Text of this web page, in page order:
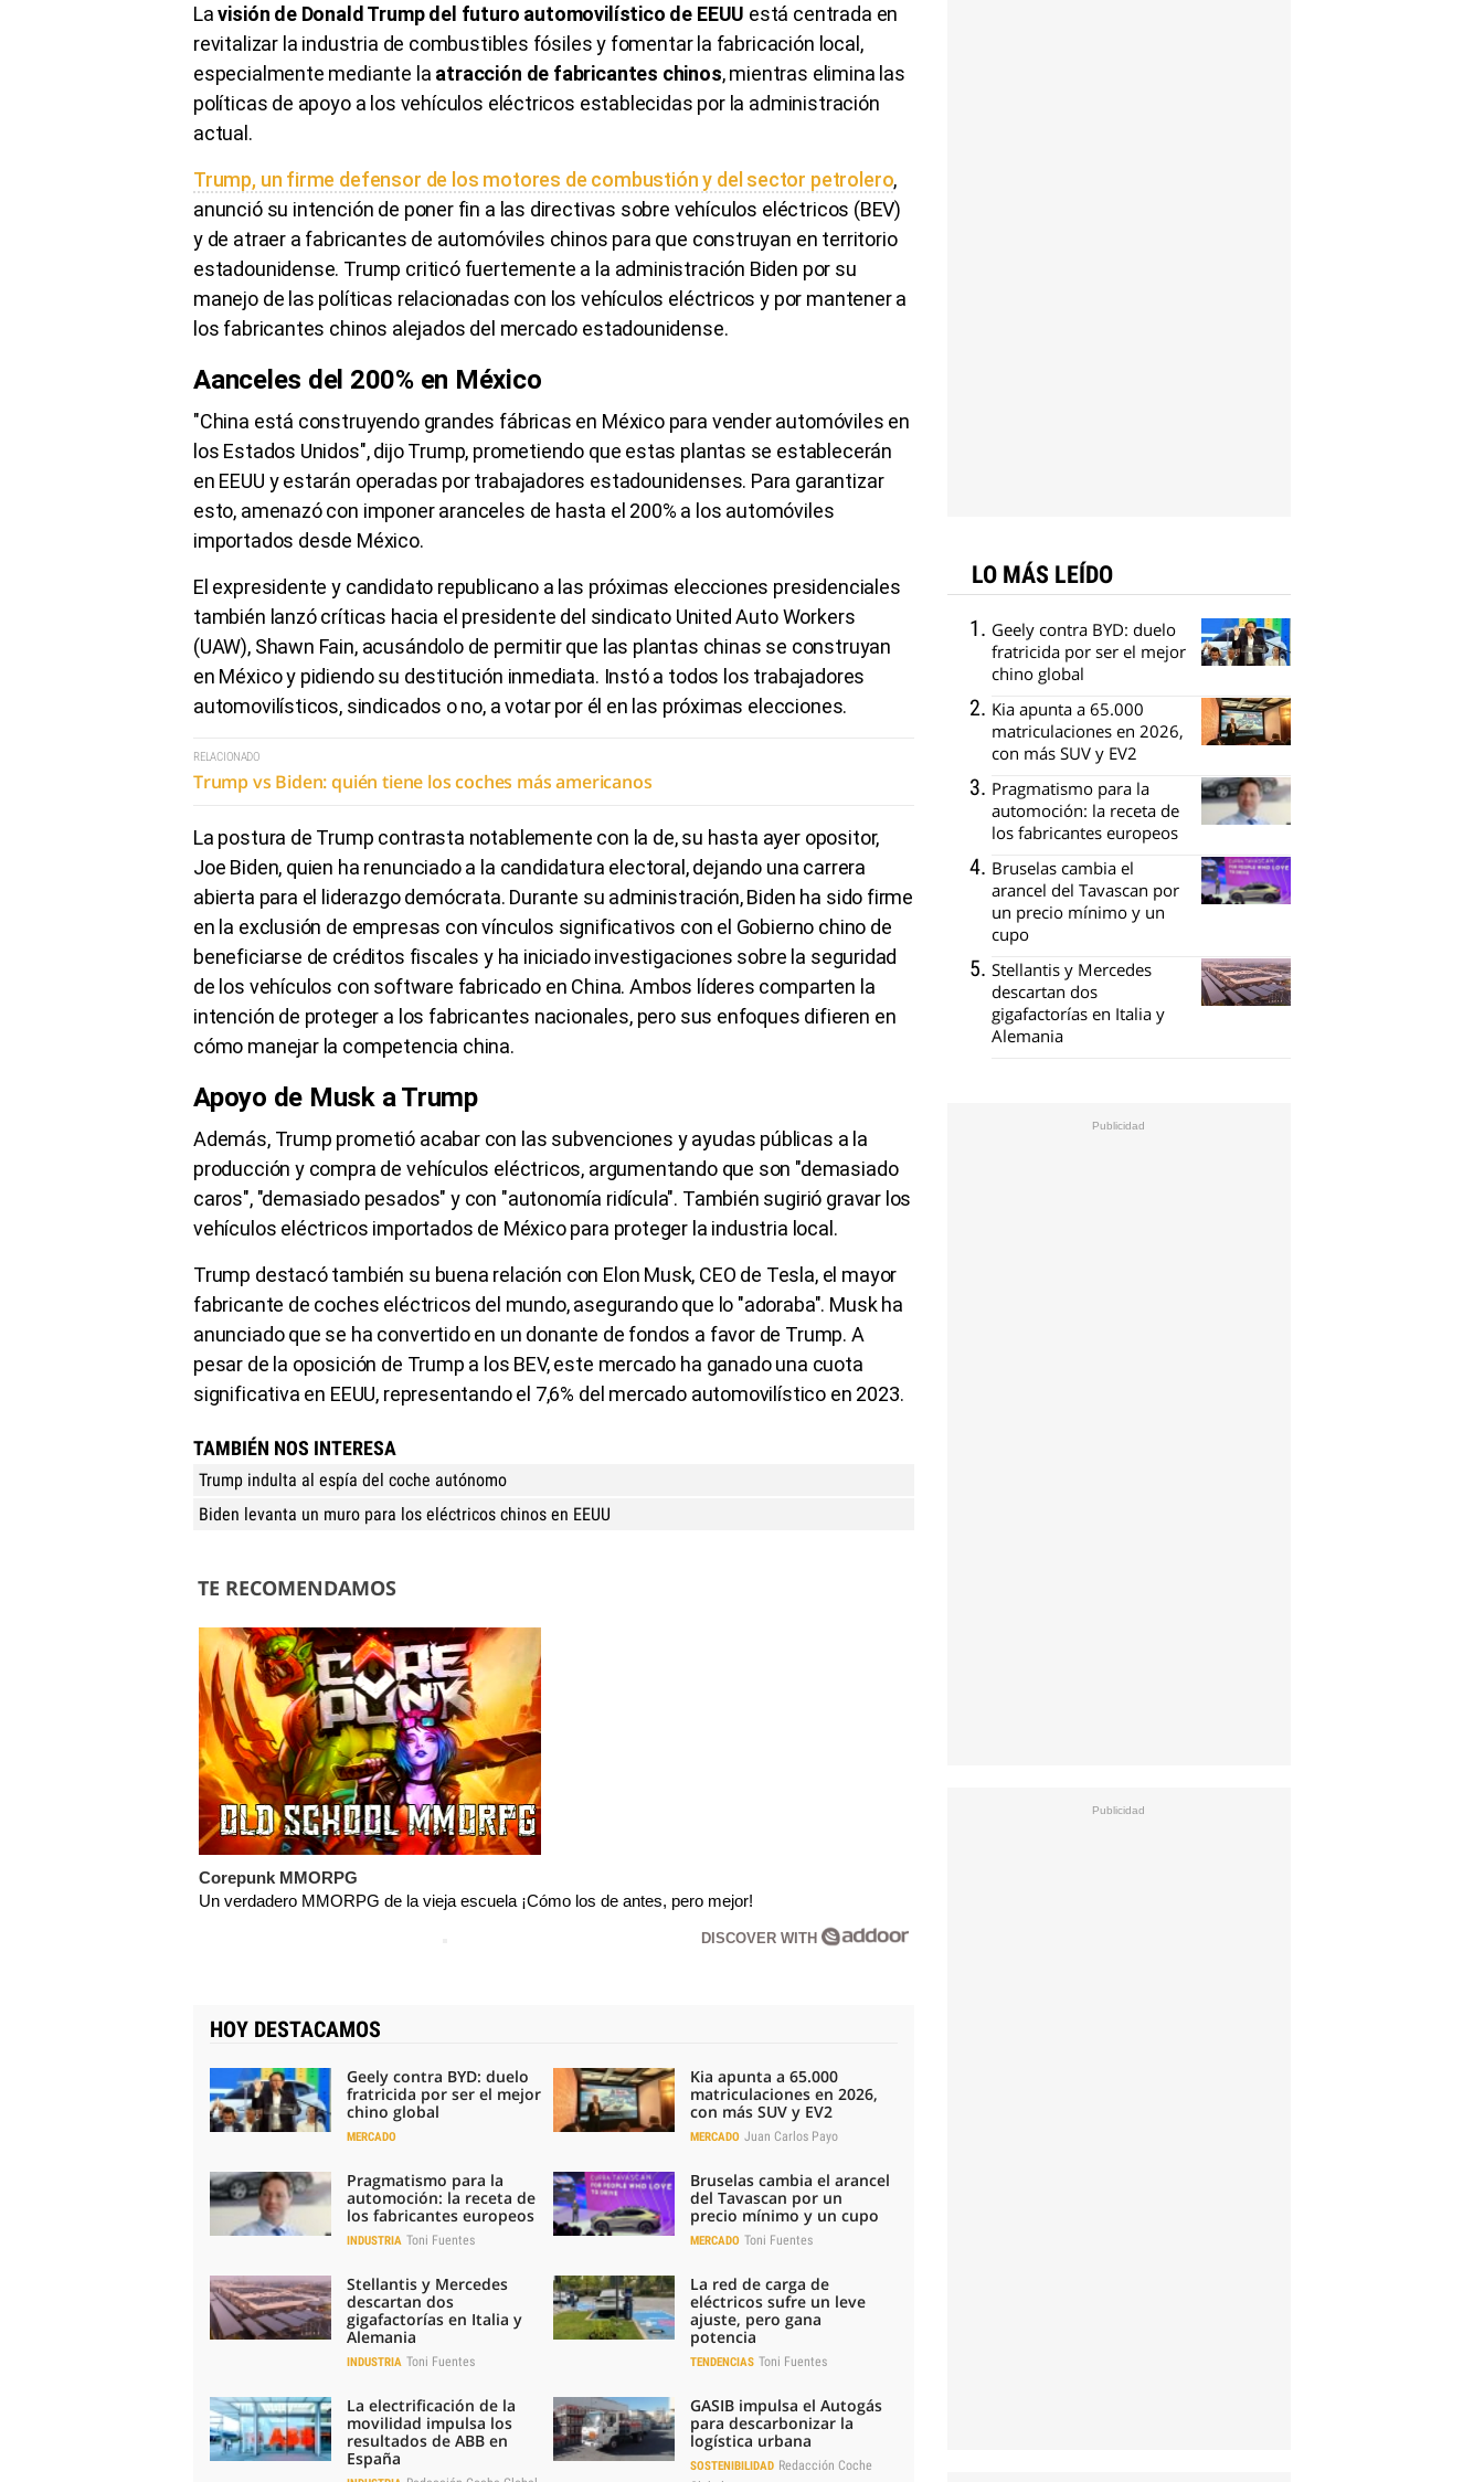
Lavisión de Donald Trump del futuro automovilístico de EEUU está centrada en
revitalizar la industria de combustibles fósiles y fomentar la fabricación local,
especialmente mediante la atracción de fabricantes chinos, mientras elimina las
políticas de apoyo a los vehículos eléctricos establecidas por la administración
actual.
Trump, un firme defensor de los motores de combustión y del sector petrolero,
anunció su intención de poner fin a las directivas sobre vehículos eléctricos (BEV)
y de atraer a fabricantes de automóviles chinos para que construyan en territorio
estadounidense. Trump criticó fuertemente a la administración Biden por su
manejo de las políticas relacionadas con los vehículos eléctricos y por mantener a
los fabricantes chinos alejados del mercado estadounidense.
Aanceles del 200% en México
"China está construyendo grandes fábricas en México para vender automóviles en
los Estados Unidos", dijo Trump, prometiendo que estas plantas se establecerán
en EEUU y estarán operadas por trabajadores estadounidenses. Para garantizar
esto, amenazó con imponer aranceles de hasta el 200% a los automóviles
importados desde México.
El expresidente y candidato republicano a las próximas elecciones presidenciales
también lanzó críticas hacia el presidente del sindicato United Auto Workers
(UAW), Shawn Fain, acusándolo de permitir que las plantas chinas se construyan
en México y pidiendo su destitución inmediata. Instó a todos los trabajadores
automovilísticos, sindicados o no, a votar por él en las próximas elecciones.
RELACIONADO
Trump vs Biden: quién tiene los coches más americanos
La postura de Trump contrasta notablemente con la de, su hasta ayer opositor,
Joe Biden, quien ha renunciado a la candidatura electoral, dejando una carrera
abierta para el liderazgo demócrata. Durante su administración, Biden ha sido firme
en la exclusión de empresas con vínculos significativos con el Gobierno chino de
beneficiarse de créditos fiscales y ha iniciado investigaciones sobre la seguridad
de los vehículos con software fabricado en China. Ambos líderes comparten la
intención de proteger a los fabricantes nacionales, pero sus enfoques difieren en
cómo manejar la competencia china.
Apoyo de Musk a Trump
Además, Trump prometió acabar con las subvenciones y ayudas públicas a la
producción y compra de vehículos eléctricos, argumentando que son "demasiado
caros", "demasiado pesados" y con "autonomía ridícula". También sugirió gravar los
vehículos eléctricos importados de México para proteger la industria local.
Trump destacó también su buena relación con Elon Musk, CEO de Tesla, el mayor
fabricante de coches eléctricos del mundo, asegurando que lo "adoraba". Musk ha
anunciado que se ha convertido en un donante de fondos a favor de Trump. A
pesar de la oposición de Trump a los BEV, este mercado ha ganado una cuota
significativa en EEUU, representando el 7,6% del mercado automovilístico en 2023.
TAMBIÉN NOS INTERESA
Trump indulta al espía del coche autónomo
Biden levanta un muro para los eléctricos chinos en EEUU
TE RECOMENDAMOS
Corepunk MMORPG
Un verdadero MMORPG de la vieja escuela ¡Cómo los de antes, pero mejor!
DISCOVER WITH
HOY DESTACAMOS
Geely contra BYD: duelo
fratricida por ser el mejor
chino global
MERCADO
Kia apunta a 65.000
matriculaciones en 2026,
con más SUV y EV2
MERCADO Juan Carlos Payo
Pragmatismo para la
automoción: la receta de
los fabricantes europeos
INDUSTRIA Toni Fuentes
Bruselas cambia el arancel
del Tavascan por un
precio mínimo y un cupo
MERCADO Toni Fuentes
Stellantis y Mercedes
descartan dos
gigafactorías en Italia y
Alemania
INDUSTRIA Toni Fuentes
La red de carga de
eléctricos sufre un leve
ajuste, pero gana
potencia
TENDENCIAS Toni Fuentes
La electrificación de la
movilidad impulsa los
resultados de ABB en
España
GASIB impulsa el Autogás
para descarbonizar la
logística urbana
SOSTENIBILIDAD Redacción Coche
LO MÁS LEÍDO
Geely contra BYD: duelo
fratricida por ser el mejor
chino global
Kia apunta a 65.000
matriculaciones en 2026,
con más SUV y EV2
Pragmatismo para la
automoción: la receta de
los fabricantes europeos
Bruselas cambia el
arancel del Tavascan por
un precio mínimo y un
cupo
Stellantis y Mercedes
descartan dos
gigafactorías en Italia y
Alemania